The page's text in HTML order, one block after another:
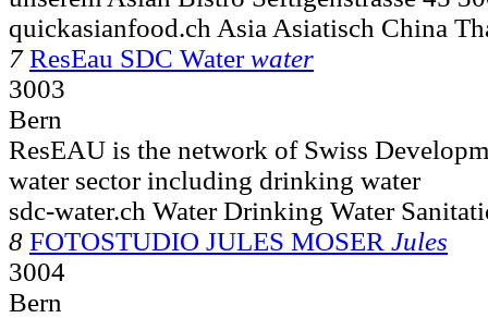
quickasianfood.ch Asia Asiatisch China
7 ResEau SDC Waterwater
3003
Bern
ResEAU is the network of Swiss
water sector including drinking water
sdc-water.ch Water Drinking Water
8 FOTOSTUDIO JULES MOSER Jules
3004
Bern